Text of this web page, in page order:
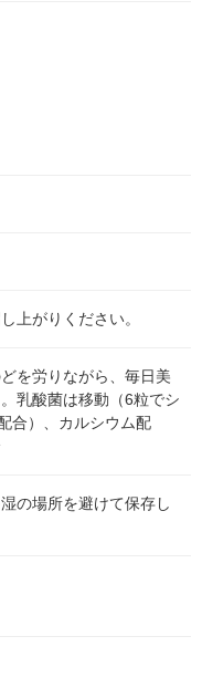
上がりください。
を労りながら、毎日美
乳酸菌は移動（6粒でシ
合）、カルシウム配
の場所を避けて保存し